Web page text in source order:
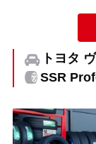
トヨタ
SSR